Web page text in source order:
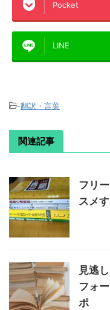
Pocket
LINE
-翻訳・言葉
関連記事
フリ
スメ
見逃
フォ
ポ